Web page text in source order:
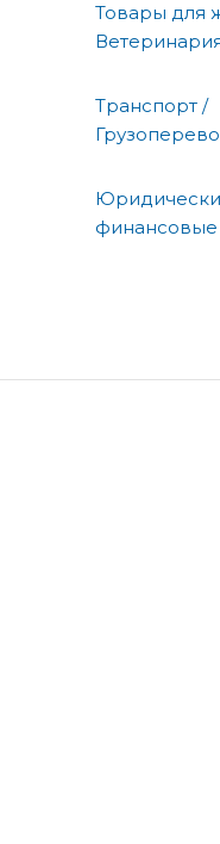
Товары для
Транспорт /
финансовые